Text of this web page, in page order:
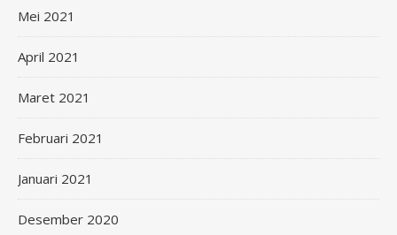
Mei 2021
April 2021
Maret 2021
Februari 2021
Januari 2021
Desember 2020